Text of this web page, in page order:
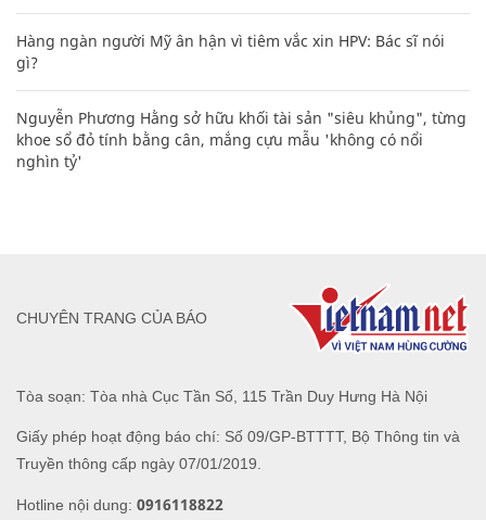
Hàng ngàn người Mỹ ân hận vì tiêm vắc xin HPV: Bác sĩ nói
gì?
Nguyễn Phương Hằng sở hữu khối tài sản "siêu khủng", từng
khoe sổ đỏ tính bằng cân, mắng cựu mẫu 'không có nổi
nghìn tỷ'
Tòa soạn: Tòa nhà Cục Tần Số, 115 Trần Duy Hưng Hà Nội
Giấy phép hoạt động báo chí: Số 09/GP-BTTTT, Bộ Thông tin và
Truyền thông cấp ngày 07/01/2019.
Hotline nội dung: 0916118822
CHUYÊN TRANG CỦA BÁO